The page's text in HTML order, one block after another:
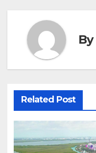
By
Related Post